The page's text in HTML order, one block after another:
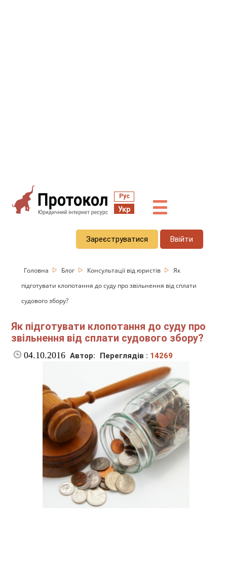
Рус
Укр ☰
Зареєструватися Ввійти
Головна Блог Консультації від юристів
Як
підготувати клопотання до суду про звільнення від сплати
судового збору?
Як підготувати клопотання до суду про
звільнення від сплати судового збору?
04.10.2016 Автор: Переглядів : 14269